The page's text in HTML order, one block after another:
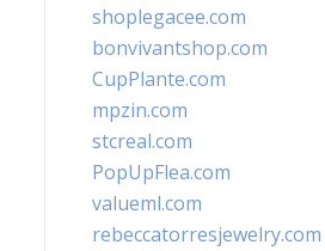
shoplegacee.com
bonvivantshop.com
CupPlante.com
mpzin.com
stcreal.com
PopUpFlea.com
valueml.com
rebeccatorresjewelry.com